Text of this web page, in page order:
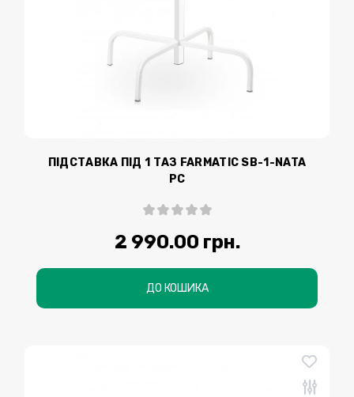
ПІДСТАВКА ПІД 1 ТАЗ FARMATIC SB-1-NATA
РС
2 990.00 грн.
ДО КОШИКА